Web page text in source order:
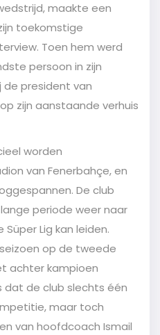
maakte een
toekomstige
Toen hem werd
persoon in zijn
de president van
zijn aanstaande verhuis
worden
van Fenerbahçe, en
De club
periode weer naar
Lig kan leiden.
op de tweede
achter kampioen
dat de club slechts één
maar toch
van hoofdcoach Ismail